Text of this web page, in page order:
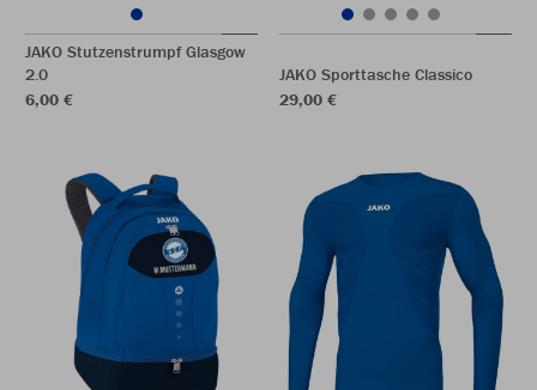
JAKO Stutzenstrumpf Glasgow
2.0
6,00 €
JAKO Sporttasche Classico
29,00 €